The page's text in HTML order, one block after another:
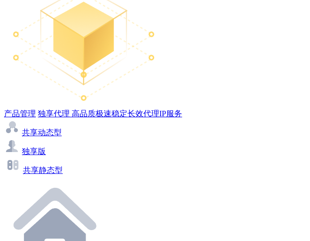
产品管理 独享代理 高品质极速稳定长效代理IP服务
共享动态型
独享版
共享静态型